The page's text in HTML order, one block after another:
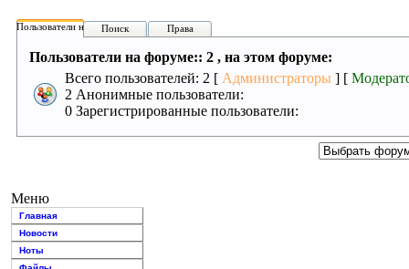
Пользователи на форуме:
Поиск Права
Пользователи на форуме:: 2 , на этом форуме:
Всего пользователей: 2 [ Администраторы ] [
2 Анонимные пользователи:
0 Зарегистрированные пользователи:
Меню
Главная
Новости
Ноты